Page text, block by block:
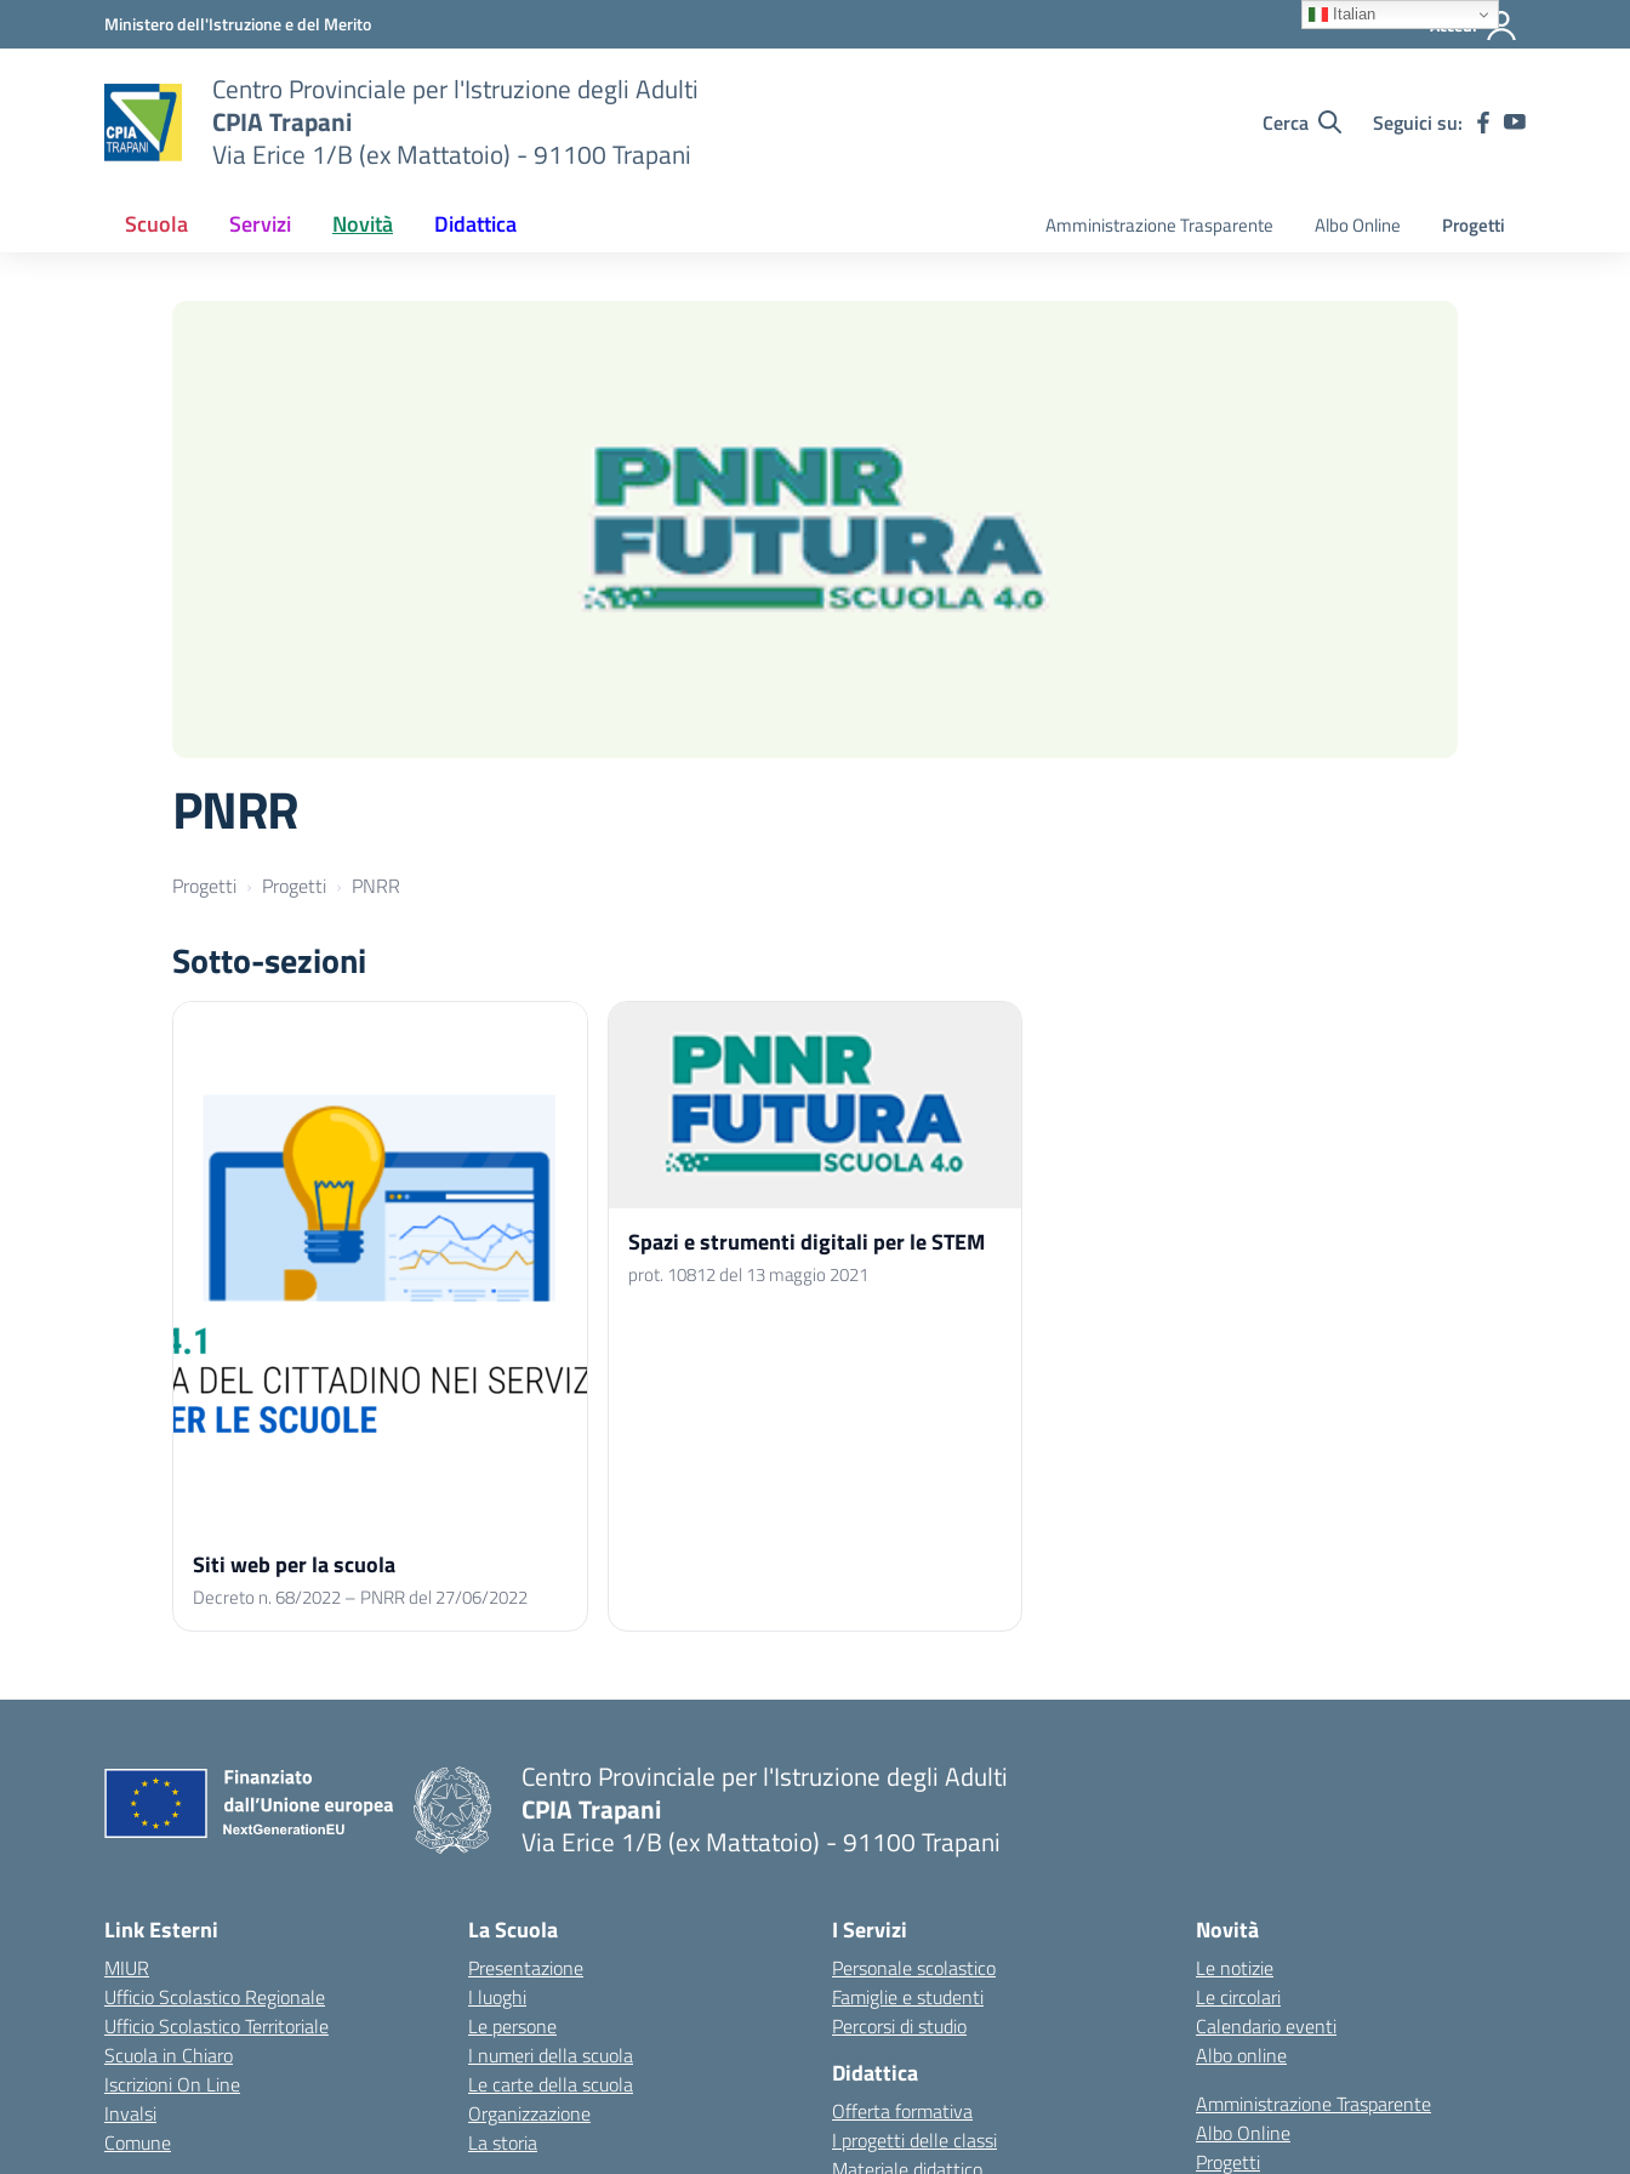
Vai ai contenuti
Vai al menu di navigazioneMinistero dell'Istruzione e del Merito Accedi
Centro Provinciale per l'Istruzione degli Adulti
CPIA Trapani
Via Erice 1/B (ex Mattatoio) - 91100 Trapani
Cerca Seguici su:
Scuola Servizi Novità Didattica Amministrazione Trasparente Albo Online Progetti
PNRR
Progetti Progetti PNRR
Sotto-sezioni
Siti web per la scuola
Decreto n. 68/2022 – PNRR del 27/06/2022
Spazi e strumenti digitali per le STEM
prot. 10812 del 13 maggio 2021
Centro Provinciale per l'Istruzione degli Adulti
CPIA Trapani
Via Erice 1/B (ex Mattatoio) - 91100 Trapani
Link Esterni
MIUR
Ufficio Scolastico Regionale
Ufficio Scolastico Territoriale
Scuola in Chiaro
Iscrizioni On Line
Invalsi
Comune
La Scuola
Presentazione
I luoghi
Le persone
I numeri della scuola
Le carte della scuola
Organizzazione
La storia
I Servizi
Personale scolastico
Famiglie e studenti
Percorsi di studio
Didattica
Offerta formativa
I progetti delle classi
Novità
Le notizie
Le circolari
Calendario eventi
Albo online
Amministrazione Trasparente
Albo Online
Progetti
Italian